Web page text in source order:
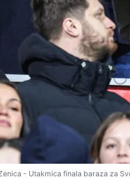
- Utakmica finala baraza za